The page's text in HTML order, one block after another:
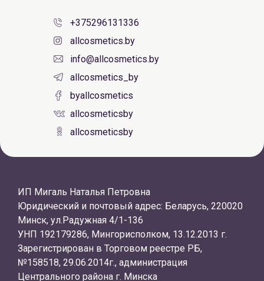
+375296131336
allcosmetics.by
info@allcosmetics.by
allcosmetics_by
byallcosmetics
allcosmeticsby
allcosmeticsby
ИП Мигаль Наталья Петровна
Юридический и почтовый адрес: Беларусь, 220020
Минск, ул.Радужная 4/1-136
УНП 192179286, Мингорисполком, 13.12.2013 г.
Зарегистрирован в Торговом реестре РБ,
№158518, 29.06.2014г., администрация
Центрального района г. Минска